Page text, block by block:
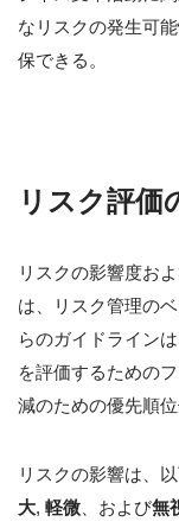
なリスクの発生可
保できる。
リスク評価
リスクの影響度お
は、リスク管理の
らのガイドライン
を評価するための
減のための優先順
リスクの影響は、
大, 軽微 、および無